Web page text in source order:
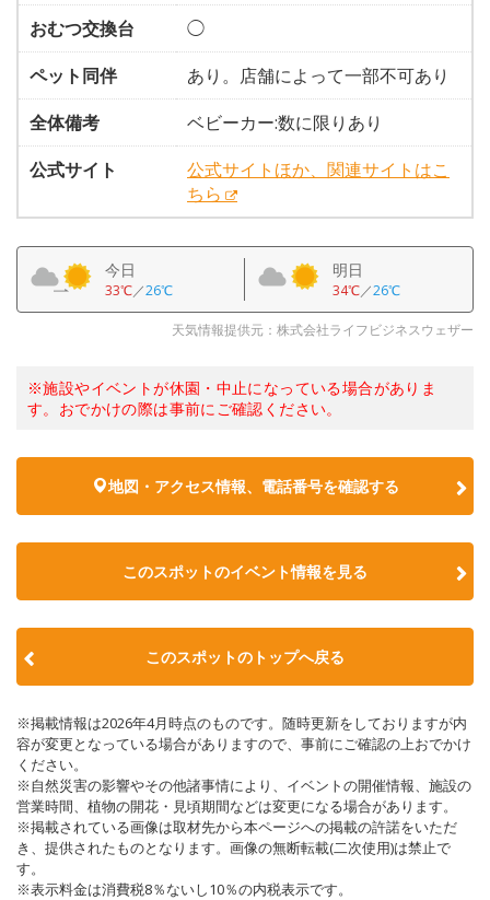
おむつ交換台
◯
ペット同伴
あり。店舗によって一部不可あり
全体備考
ベビーカー:数に限りあり
公式サイト
公式サイトほか、関連サイトはこ
ちら
今日
33℃／26℃
明日
34℃／26℃
天気情報提供元：株式会社ライフビジネスウェザー
※施設やイベントが休園・中止になっている場合がありま
す。おでかけの際は事前にご確認ください。
地図・アクセス情報、電話番号を確認する
このスポットのイベント情報を見る
このスポットのトップへ戻る
※掲載情報は2026年4月時点のものです。随時更新をしておりますが内
容が変更となっている場合がありますので、事前にご確認の上おでかけ
ください。
※自然災害の影響やその他諸事情により、イベントの開催情報、施設の
営業時間、植物の開花・見頃期間などは変更になる場合があります。
※掲載されている画像は取材先から本ページへの掲載の許諾をいただ
き、提供されたものとなります。画像の無断転載(二次使用)は禁止で
す。
※表示料金は消費税8％ないし10％の内税表示です。